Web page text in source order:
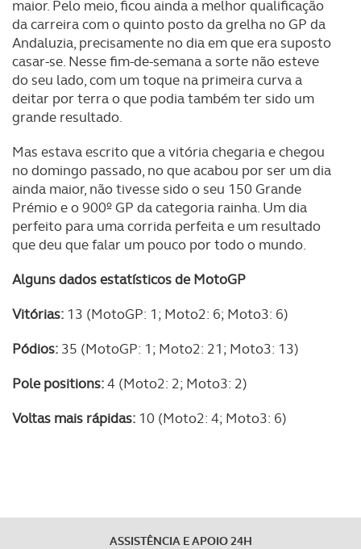
experiência de navegação no Website e nos serviços
disponibilizados.
maior. Pelo meio, ficou ainda a melhor qualificação
da carreira com o quinto posto da grelha no GP da
Andaluzia, precisamente no dia em que era suposto
casar-se. Nesse fim-de-semana a sorte não esteve
do seu lado, com um toque na primeira curva a
deitar por terra o que podia também ter sido um
grande resultado.
Mas estava escrito que a vitória chegaria e chegou
no domingo passado, no que acabou por ser um dia
ainda maior, não tivesse sido o seu 150 Grande
Prémio e o 900º GP da categoria rainha. Um dia
perfeito para uma corrida perfeita e um resultado
que deu que falar um pouco por todo o mundo.
Alguns dados estatísticos de MotoGP
Vitórias: 13 (MotoGP: 1; Moto2: 6; Moto3: 6)
Pódios: 35 (MotoGP: 1; Moto2: 21; Moto3: 13)
Pole positions:4 (Moto2: 2; Moto3: 2)
Voltas mais rápidas: 10 (Moto2: 4; Moto3: 6)
ASSISTÊNCIA E APOIO 24H